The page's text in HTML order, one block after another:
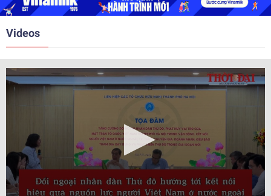
2010, 2016, 2018, 2021.
Videos